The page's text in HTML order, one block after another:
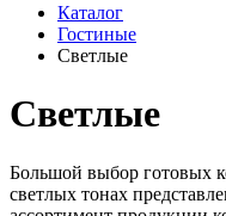
Каталог
Гостиные
Светлые
Светлые
Большой выбор готовых
светлых тонах